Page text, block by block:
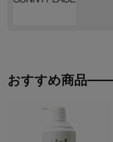
おすすめ商品